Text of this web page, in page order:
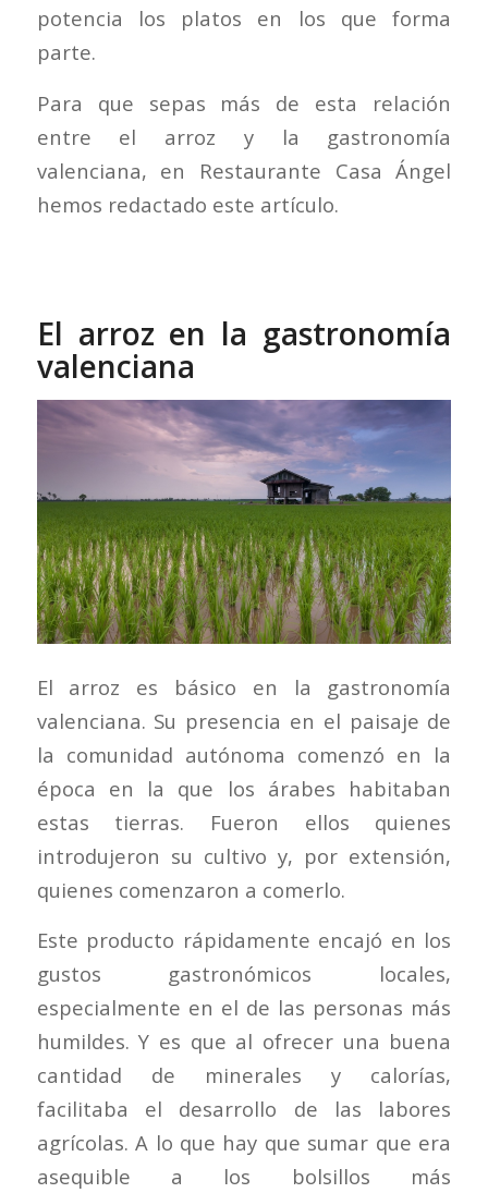
potencia los platos en los que forma
parte.
Para que sepas más de esta relación
entre el arroz y la gastronomía
valenciana, en Restaurante Casa Ángel
hemos redactado este artículo.
El arroz en la gastronomía
valenciana
El arroz es básico en la gastronomía
valenciana. Su presencia en el paisaje de
la comunidad autónoma comenzó en la
época en la que los árabes habitaban
estas tierras. Fueron ellos quienes
introdujeron su cultivo y, por extensión,
quienes comenzaron a comerlo.
Este producto rápidamente encajó en los
gustos gastronómicos locales,
especialmente en el de las personas más
humildes. Y es que al ofrecer una buena
cantidad de minerales y calorías,
facilitaba el desarrollo de las labores
agrícolas. A lo que hay que sumar que era
asequible a los bolsillos más